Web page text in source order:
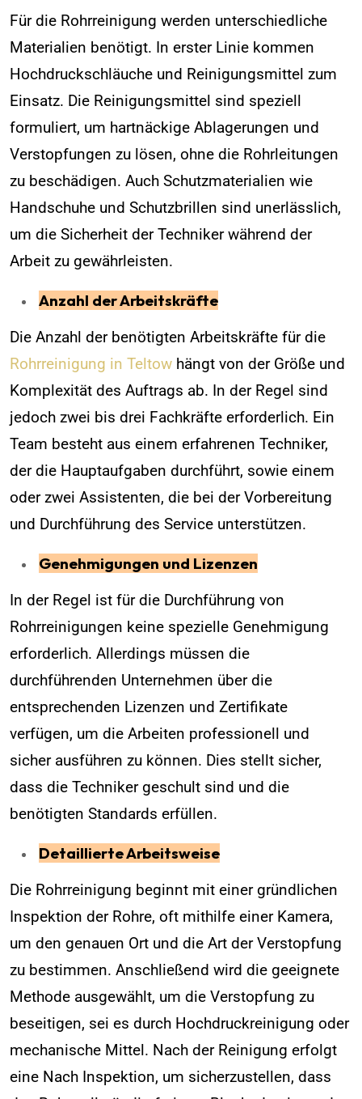
Für die Rohrreinigung werden unterschiedliche
Materialien benötigt. In erster Linie kommen
Hochdruckschläuche und Reinigungsmittel zum
Einsatz. Die Reinigungsmittel sind speziell
formuliert, um hartnäckige Ablagerungen und
Verstopfungen zu lösen, ohne die Rohrleitungen
zu beschädigen. Auch Schutzmaterialien wie
Handschuhe und Schutzbrillen sind unerlässlich,
um die Sicherheit der Techniker während der
Arbeit zu gewährleisten.
Anzahl der Arbeitskräfte
Die Anzahl der benötigten Arbeitskräfte für die
Rohrreinigung in Teltow hängt von der Größe und
Komplexität des Auftrags ab. In der Regel sind
jedoch zwei bis drei Fachkräfte erforderlich. Ein
Team besteht aus einem erfahrenen Techniker,
der die Hauptaufgaben durchführt, sowie einem
oder zwei Assistenten, die bei der Vorbereitung
und Durchführung des Service unterstützen.
Genehmigungen und Lizenzen
In der Regel ist für die Durchführung von
Rohrreinigungen keine spezielle Genehmigung
erforderlich. Allerdings müssen die
durchführenden Unternehmen über die
entsprechenden Lizenzen und Zertifikate
verfügen, um die Arbeiten professionell und
sicher ausführen zu können. Dies stellt sicher,
dass die Techniker geschult sind und die
benötigten Standards erfüllen.
Detaillierte Arbeitsweise
Die Rohrreinigung beginnt mit einer gründlichen
Inspektion der Rohre, oft mithilfe einer Kamera,
um den genauen Ort und die Art der Verstopfung
zu bestimmen. Anschließend wird die geeignete
Methode ausgewählt, um die Verstopfung zu
beseitigen, sei es durch Hochdruckreinigung oder
mechanische Mittel. Nach der Reinigung erfolgt
eine Nach Inspektion, um sicherzustellen, dass